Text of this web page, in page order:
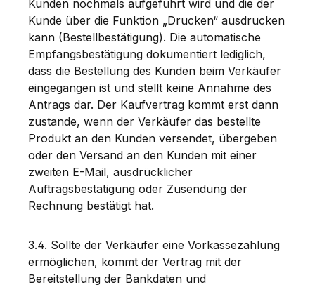
Kunden nochmals aufgeführt wird und die der
Kunde über die Funktion „Drucken“ ausdrucken
kann (Bestellbestätigung). Die automatische
Empfangsbestätigung dokumentiert lediglich,
dass die Bestellung des Kunden beim Verkäufer
eingegangen ist und stellt keine Annahme des
Antrags dar. Der Kaufvertrag kommt erst dann
zustande, wenn der Verkäufer das bestellte
Produkt an den Kunden versendet, übergeben
oder den Versand an den Kunden mit einer
zweiten E-Mail, ausdrücklicher
Auftragsbestätigung oder Zusendung der
Rechnung bestätigt hat.
3.4. Sollte der Verkäufer eine Vorkassezahlung
ermöglichen, kommt der Vertrag mit der
Bereitstellung der Bankdaten und